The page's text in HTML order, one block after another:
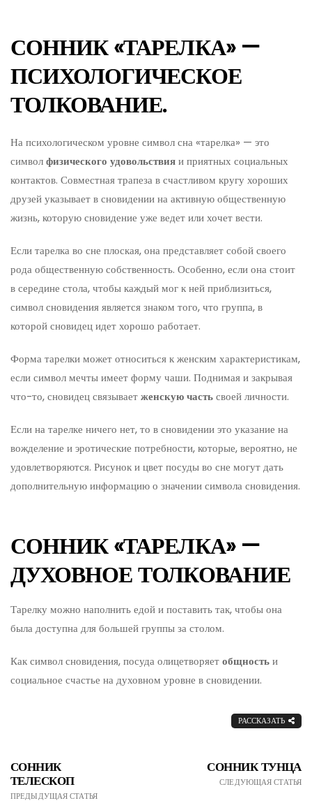
СОННИК «ТАРЕЛКА» —
ПСИХОЛОГИЧЕСКОЕ
ТОЛКОВАНИЕ.
На психологическом уровне символ сна «тарелка» — это
символфизического удовольствияи приятных социальных
контактов. Совместная трапеза в счастливом кругу хороших
друзей указывает в сновидении на активную общественную
жизнь, которую сновидение уже ведет или хочет вести.
Если тарелка во сне плоская, она представляет собой своего
рода общественную собственность. Особенно, если она стоит
в середине стола, чтобы каждый мог к ней приблизиться,
символ сновидения является знаком того, что группа, в
которой сновидец идет хорошо работает.
Форма тарелки может относиться к женским характеристикам,
если символ мечты имеет форму чаши. Поднимая и закрывая
что-то, сновидец связываетженскую частьсвоей личности.
Если на тарелке ничего нет, то в сновидении это указание на
вожделение и эротические потребности, которые, вероятно, не
удовлетворяются. Рисунок и цвет посуды во сне могут дать
дополнительную информацию о значении символа сновидения.
СОННИК «ТАРЕЛКА» —
ДУХОВНОЕ ТОЛКОВАНИЕ
Тарелку можно наполнить едой и поставить так, чтобы она
была доступна для большей группы за столом.
Как символ сновидения, посуда олицетворяетобщностьи
социальное счастье на духовном уровне в сновидении.
РАССКАЗАТЬ
СОННИК
ТЕЛЕСКОП
ПРЕДЫДУЩАЯ СТАТЬЯ
СОННИК ТУНЦА
СЛЕДУЮЩАЯ СТАТЬЯ